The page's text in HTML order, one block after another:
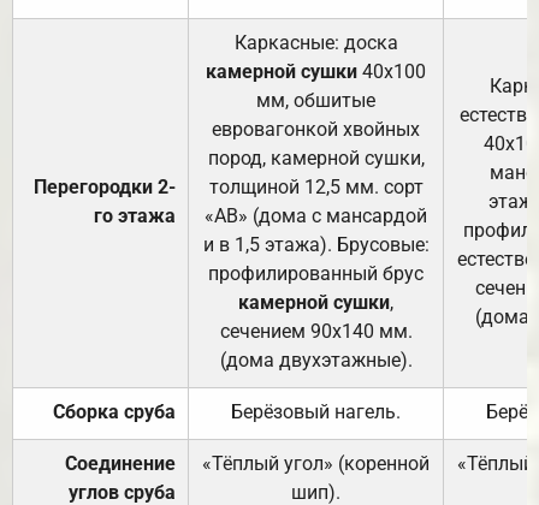
Перегородки 2-
го этажа
Каркасные: доска
камерной сушки 40х100
мм, обшитые
евровагонкой хвойных
пород, камерной сушки,
толщиной 12,5 мм. сорт
«АВ» (дома с мансардой
и в 1,5 этажа). Брусовые:
профилированный брус
камерной сушки,
сечением 90х140 мм.
(дома двухэтажные).
(дома
Сборка сруба Берёзовый нагель.
Соединение
углов сруба
«Тёплый угол» (коренной
шип).
«Тёплый